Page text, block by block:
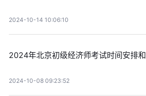
2024-10-14 10:06:10
2024年北京初级经济师考试时间安排
2024-10-08 09:23:52